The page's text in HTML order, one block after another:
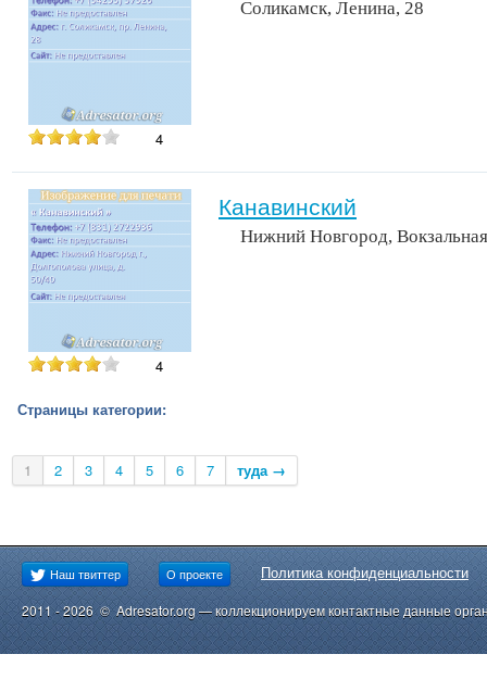
4
Соликамск, Ленина, 28
4
Канавинский
Нижний Новгород,
Страницы категории:
1 2 3 4 5 6 7 туда →
Наш твиттер О проекте Политика конфиденциальности
2011 - 2026 © Adresator.org — коллекционируем контактные данные